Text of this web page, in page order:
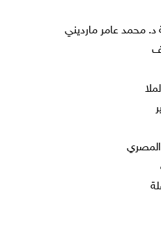
عامر مارديني